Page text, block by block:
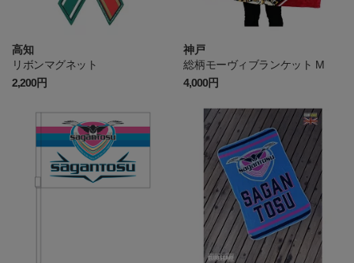
高知
リボンマグネット
2,200円
神戸
総柄モーヴィブランケット M
4,000円